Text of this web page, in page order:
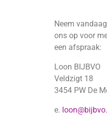
Neem
ons op voor
een afspraak:
Loon BIJBVO
Veldzigt 18
3454 PW De
e.